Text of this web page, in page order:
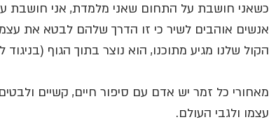
כשאני חושבת על התחום שאני מלמדת, אני חושבת על
אנשים אוהבים לשיר כי זו הדרך שלהם לבטא את
הקול שלנו מגיע מתוכנו, הוא נוצר בתוך הגוף (בניגוד
מאחורי כל זמר יש אדם עם סיפור חיים, קשיים
עצמו ולגבי העולם.